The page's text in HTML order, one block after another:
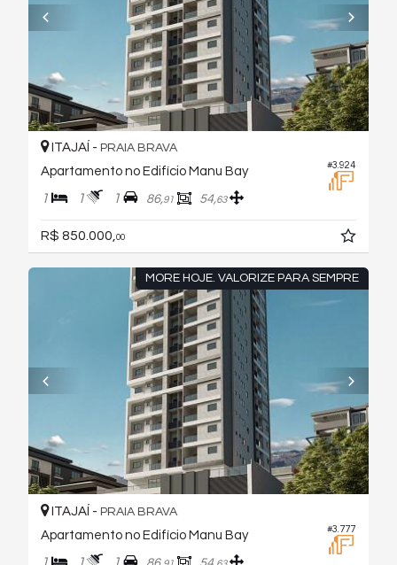
#3.924
ITAJAÍ - PRAIA BRAVA
Apartamento no Edifício Manu Bay
1 1 1 86,91 54,63
R$ 850.000,00
MORE HOJE. VALORIZE PARA SEMPRE
#3.777
ITAJAÍ - PRAIA BRAVA
Apartamento no Edifício Manu Bay